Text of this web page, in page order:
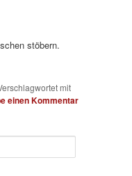
stöbern.
mit
einen Kommentar